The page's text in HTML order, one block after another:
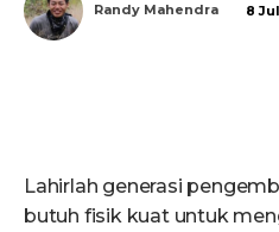
Randy Mahendra 8
Lahirlah generasi
butuh fisik kuat untuk